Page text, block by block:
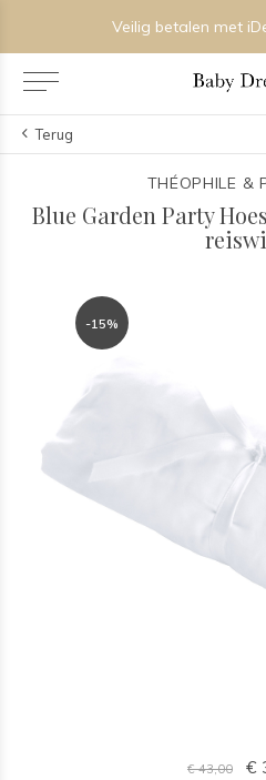
Veilig betalen met
Terug
THÉOPHILE &
Blue Garden Party
-15%
€ 43,00 €